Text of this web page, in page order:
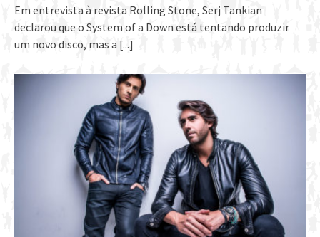
Em entrevista à revista Rolling Stone, Serj Tankian
declarou que o System of a Down está tentando produzir
um novo disco, mas a [...]